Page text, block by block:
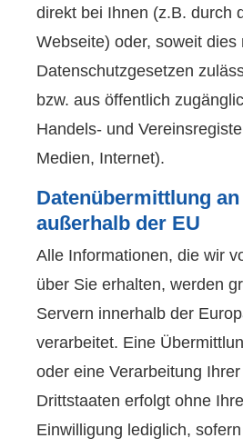
direkt bei Ihnen (z.B. durch
Webseite) oder, soweit dies
Datenschutzgesetzen
bzw. aus öffentlich
Handels- und
Medien, Internet).
Datenübermittlung
außerhalb der EU
Alle Informationen, die wir
über Sie erhalten, werden
Servern innerhalb der
verarbeitet. Eine
oder eine Verarbeitung
Drittstaaten erfolgt ohne
Einwilligung lediglich,